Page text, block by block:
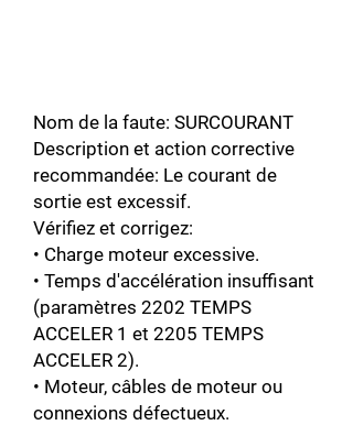
Nom de la faute: SURCOURANT
Description et action corrective
recommandée: Le courant de
sortie est excessif.
Vérifiez et corrigez:
• Charge moteur excessive.
• Temps d'accélération insuffisant
(paramètres 2202 TEMPS
ACCELER 1 et 2205 TEMPS
ACCELER 2).
• Moteur, câbles de moteur ou
connexions défectueux.